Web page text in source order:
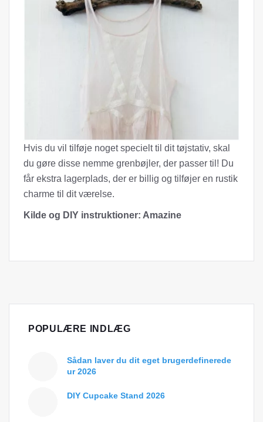
Hvis du vil tilføje noget specielt til dit tøjstativ, skal
du gøre disse nemme grenbøjler, der passer til! Du
får ekstra lagerplads, der er billig og tilføjer en rustik
charme til dit værelse.
Kilde og DIY instruktioner: Amazine
POPULÆRE INDLÆG
Sådan laver du dit eget brugerdefinerede
ur 2026
DIY Cupcake Stand 2026